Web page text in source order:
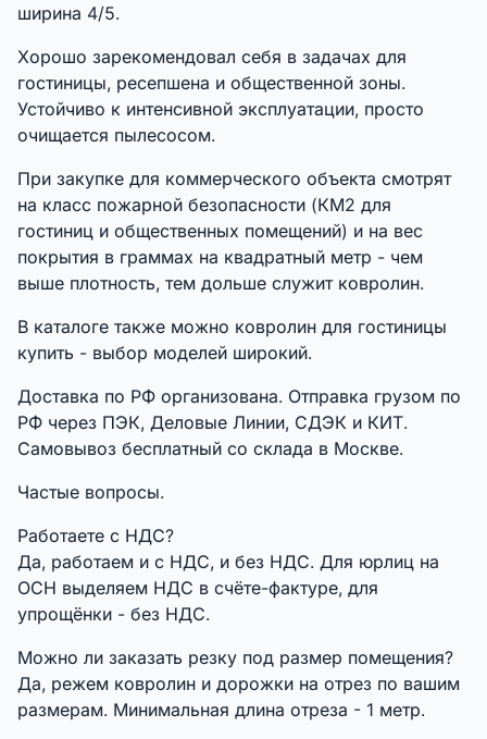
ширина 4/5.
Хорошо зарекомендовал себя в задачах для
гостиницы, ресепшена и общественной зоны.
Устойчиво к интенсивной эксплуатации, просто
очищается пылесосом.
При закупке для коммерческого объекта смотрят
на класс пожарной безопасности (КМ2 для
гостиниц и общественных помещений) и на вес
покрытия в граммах на квадратный метр - чем
выше плотность, тем дольше служит ковролин.
В каталоге также можно ковролин для гостиницы
купить - выбор моделей широкий.
Доставка по РФ организована. Отправка грузом по
РФ через ПЭК, Деловые Линии, СДЭК и КИТ.
Самовывоз бесплатный со склада в Москве.
Частые вопросы.
Работаете с НДС?
Да, работаем и с НДС, и без НДС. Для юрлиц на
ОСН выделяем НДС в счёте-фактуре, для
упрощёнки - без НДС.
Можно ли заказать резку под размер помещения?
Да, режем ковролин и дорожки на отрез по вашим
размерам. Минимальная длина отреза - 1 метр.